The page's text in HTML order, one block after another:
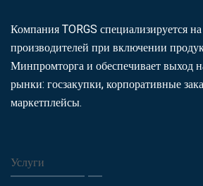
Компания TORGS специализируется
производителей при включении
Минпромторга и обеспечивает выход
рынки: госзакупки, корпоративные
маркетплейсы.
Услуги